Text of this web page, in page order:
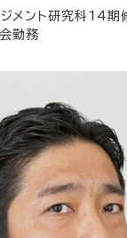
メント研究科14期
勤務